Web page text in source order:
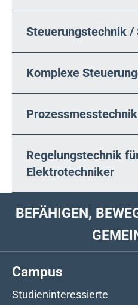
Steuerungstechnik /
Komplexe
Prozessmesstechnik
Regelungstechnik
Elektrotechniker
BEFÄHIGEN,
Campus
Studieninteressierte